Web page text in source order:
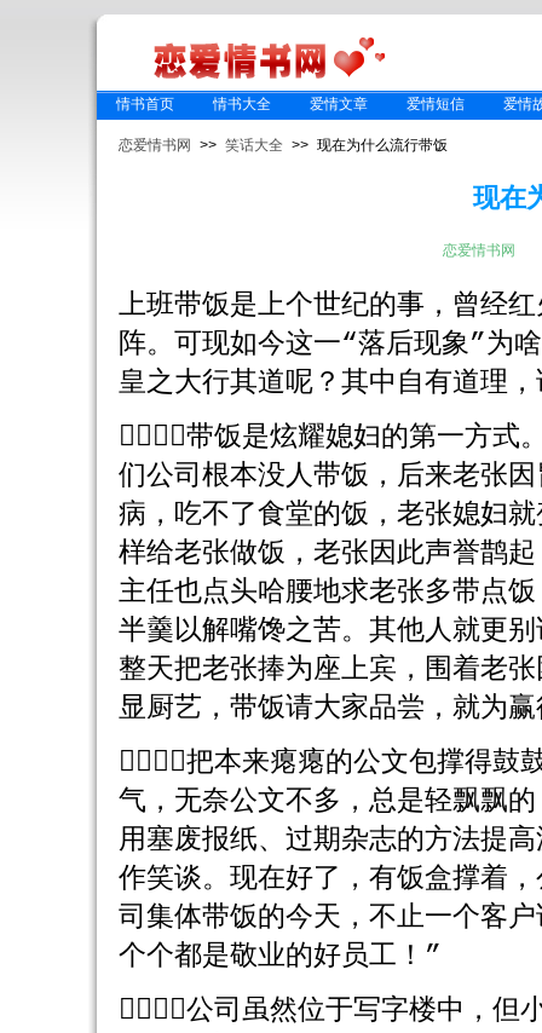
情书首页 情书大全 爱情文章 爱情短信 爱情
恋爱情书网 >>笑话大全 >> 现在为什么流行带饭
现在
恋爱情书网
上班带饭是上个世纪的事，曾经
阵。可现如今这一“落后现象”为
皇之大行其道呢？其中自有道理
１．带饭是炫耀媳妇的第一方式
们公司根本没人带饭，后来老张
病，吃不了食堂的饭，老张媳妇
样给老张做饭，老张因此声誉鹊
主任也点头哈腰地求老张多带点
半羹以解嘴馋之苦。其他人就更
整天把老张捧为座上宾，围着老
显厨艺，带饭请大家品尝，就为
２．把本来瘪瘪的公文包撑得
气，无奈公文不多，总是轻飘飘
用塞废报纸、过期杂志的方法提
作笑谈。现在好了，有饭盒撑着
司集体带饭的今天，不止一个客
个个都是敬业的好员工！”
３．公司虽然位于写字楼中，